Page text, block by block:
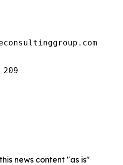
news content "as is"